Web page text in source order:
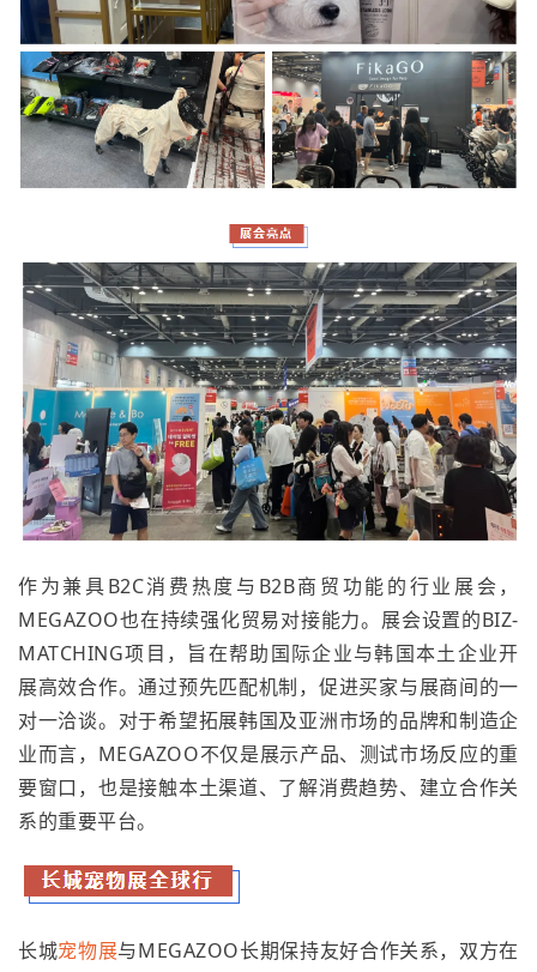
作为兼具B2C消费热度与B2B商贸功能的行业展会，
MEGAZOO也在持续强化贸易对接能力。展会设置的BIZ-
MATCHING项目，旨在帮助国际企业与韩国本土企业开
展高效合作。通过预先匹配机制，促进买家与展商间的一
对一洽谈。对于希望拓展韩国及亚洲市场的品牌和制造企
业而言，MEGAZOO不仅是展示产品、测试市场反应的重
要窗口，也是接触本土渠道、了解消费趋势、建立合作关
系的重要平台。
长城宠物展与MEGAZOO长期保持友好合作关系，双方在